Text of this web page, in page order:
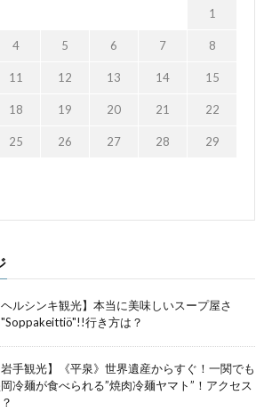
1
4 5 6 7 8
11 12 13 14 15
18 19 20 21 22
25 26 27 28 29
ヘルシンキ観光】本当に美味しいスープ屋さ
"Soppakeittiö"!!行き方は？
岩手観光】《平泉》世界遺産からすぐ！一関でも
冷麺が食べられる”焼肉冷麺ヤマト”！アクセス